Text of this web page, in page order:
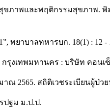
ภาพและพฤติกรรมสุขภาพ.
ยาบาลทหารบก. 18(1) : 12 -
งเทพมหานคร : บริษัท คอนเ
ณ 2565. สถิติเวชระเบียนผู้ป่
ปฐม ม.ป.ป.